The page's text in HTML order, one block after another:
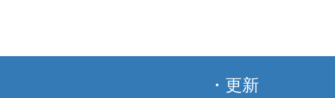
・更新